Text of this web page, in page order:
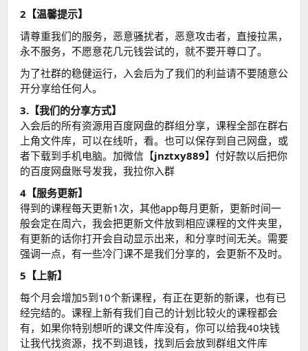
2【温馨提示】
请尊重我们的服务，恶意骚扰者，恶意攻击者，直接拉黑，
永不服务，不愿意花几元钱尝试的，就不要开尊口了。
为了社群的稳健运行，入会后为了我们的利益请不要随意公
开分享给任何人。
3.【我们的分享方式】
入会后的所有资源用百度网盘的群组分享，课程全部在群右
上角文件库，可以在线听，看。也可以保存到自己网盘，或
者下载到手机电脑。加微信【jnztxy889】付好款以后把你
的百度网盘账号发我，我拉你入群
4【服务更新】
得到的课程每天更新1次，其他app每月更新，更新时间一
般会定在周六，我会把更新文件放到相应课程的文件夹里，
有更新的话你打开会自动显示出来，和分享时间无关。需要
强调一点，有一些冷门课不是我们分享的，会更新不及时。
5【上新】
每个月会增加5到10个新课程，有正在更新的新课，也有已
经完结的。课程上新有我们自己的计划比较火的课程都会
有，如果你特别想听的课文件库没有，你可以给我40块钱
让我代找资源，找不到退钱，找到后会放到群组文件库